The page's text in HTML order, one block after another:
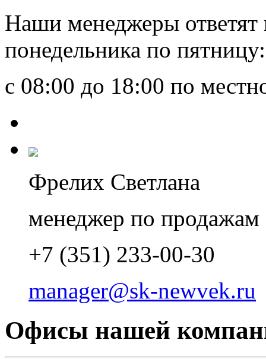
Наши менеджеры
понедельника по пятницу:
с 08:00 до 18:00 по
Фрелих Светлана
менеджер по продажам
+7 (351) 233-00-30
manager@sk-newvek.ru
Офисы нашей